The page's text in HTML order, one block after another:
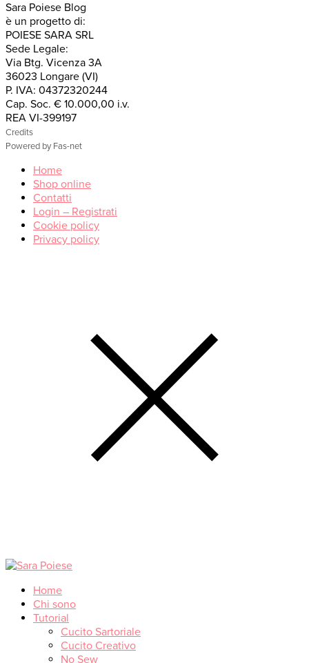
Sara Poiese Blog
è un progetto di:
POIESE SARA SRL
Sede Legale:
Via Btg. Vicenza 3A
36023 Longare (VI)
P. IVA: 04372320244
Cap. Soc. € 10.000,00 i.v.
REA VI-399197
Credits
Powered by Fas-net
Home
Shop online
Contatti
Login – Registrati
Cookie policy
Privacy policy
Home
Chi sono
Tutorial
Cucito Sartoriale
Cucito Creativo
No Sew